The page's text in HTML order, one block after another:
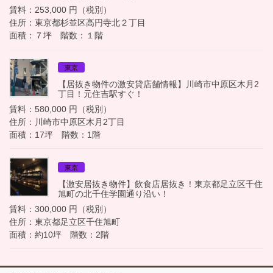
賃料：253,000 円（税別）
住所：東京都杉並区高円寺北２丁目
面積：７坪 階数：１階
東京
【居抜き物件の激安貸店舗情報】川崎市中原区木月2
丁目！元住吉駅すぐ！
賃料：580,000 円（税別）
住所：川崎市中原区木月2丁目
面積：17坪 階数：1階
東京
【激安居抜き物件】飲食店居抜き！東京都足立区千住
旭町の北千住学園通り沿い！
賃料：300,000 円（税別）
住所：東京都足立区千住旭町
面積：約10坪 階数：2階